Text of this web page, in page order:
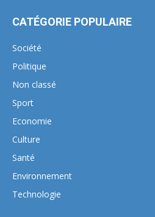
CATÉGORIE POPULAIRE
Société
Politique
Non classé
Sport
Economie
Culture
Santé
Environnement
Technologie